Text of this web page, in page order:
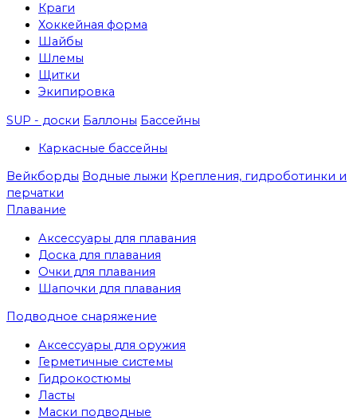
Краги
Хоккейная форма
Шайбы
Шлемы
Щитки
Экипировка
SUP - доски Баллоны Бассейны
Каркасные бассейны
Вейкборды Водные лыжи Крепления, гидроботинки и
перчатки
Плавание
Аксессуары для плавания
Доска для плавания
Очки для плавания
Шапочки для плавания
Подводное снаряжение
Аксессуары для оружия
Герметичные системы
Гидрокостюмы
Ласты
Маски подводные